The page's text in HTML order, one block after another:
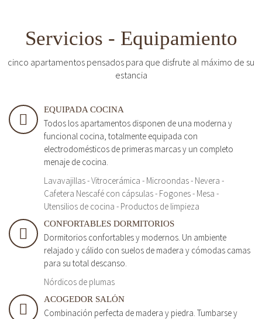
Servicios - Equipamiento
cinco apartamentos pensados para que disfrute al máximo de su
estancia
EQUIPADA COCINA
Todos los apartamentos disponen de una moderna y
funcional cocina, totalmente equipada con
electrodomésticos de primeras marcas y un completo
menaje de cocina.
Lavavajillas - Vitrocerámica - Microondas - Nevera -
Cafetera Nescafé con cápsulas - Fogones - Mesa -
Utensilios de cocina - Productos de limpieza
CONFORTABLES DORMITORIOS
Dormitorios confortables y modernos. Un ambiente
relajado y cálido con suelos de madera y cómodas camas
para su total descanso.
Nórdicos de plumas
ACOGEDOR SALÓN
Combinación perfecta de madera y piedra. Tumbarse y